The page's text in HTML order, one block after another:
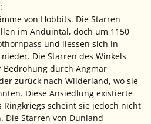
von Hobbits. Die Starren
im Anduintal, doch um 1150
und liessen sich in
Die Starren des Winkels
Bedrohung durch Angmar
zurück nach Wilderland, wo sie
Diese Ansiedlung existierte
Ringkriegs scheint sie jedoch nicht
Die Starren von Dunland